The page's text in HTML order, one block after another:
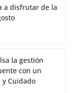
a disfrutar de la
la gestión
con un
y Cuidado